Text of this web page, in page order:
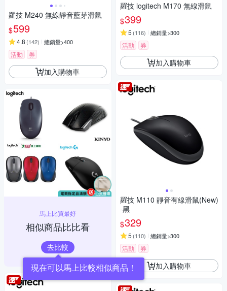
羅技 M240 無線靜音藍芽滑鼠
$599
4.8 (142) 總銷量>400
活動 券
加入購物車
馬上比買最好
相似商品比比看
去比較
現在可以馬上比較相似商品！
羅技 logitech M170 無線滑鼠
$399
5 (116) 總銷量>300
活動 券
加入購物車
羅技 M110 靜音有線滑鼠(New)
-黑
$329
5 (110) 總銷量>300
活動 券
加入購物車